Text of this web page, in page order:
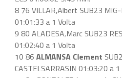
8 76 VILLAR,Albert SUB23 MIG-
01:01:33 a 1 Volta
9 80 ALADESA,Marc SUB23
01:02:40 a 1 Volta
10 86 ALMANSA Clement
CASTELSARRASIN 01:03:20 a